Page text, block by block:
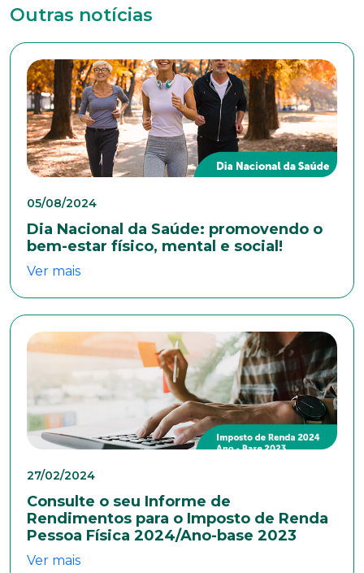
Outras notícias
05/08/2024
Dia Nacional da Saúde: promovendo o
bem-estar físico, mental e social!
Ver mais
27/02/2024
Consulte o seu Informe de
Rendimentos para o Imposto de Renda
Pessoa Física 2024/Ano-base 2023
Ver mais
Trabalhe conosco
Faça parte de uma instituição sólida, ética e
comprometida com o bem-estar dos seus
colaboradores. Preencha todos os dados abaixo e
anexe seu currículo.
*Campos obrigatórios
Nome completo*